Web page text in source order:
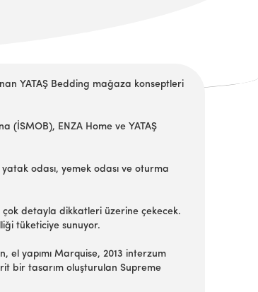
YATAŞ Bedding mağaza konseptleri
(İSMOB), ENZA Home ve YATAŞ
yatak odası, yemek odası ve oturma
çok detayla dikkatleri üzerine çekecek.
tüketiciye sunuyor.
el yapımı Marquise, 2013 interzum
bir tasarım oluşturulan Supreme